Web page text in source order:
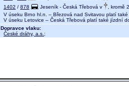
1402 / 878 Jeseník - Česká Třebová v
, kromě
V úseku Brno hl.n. – Březová nad Svitavou platí
V úseku Letovice – Česká Třebová platí také jízdní
Dopravce vlaku:
České dráhy, a.s. ;